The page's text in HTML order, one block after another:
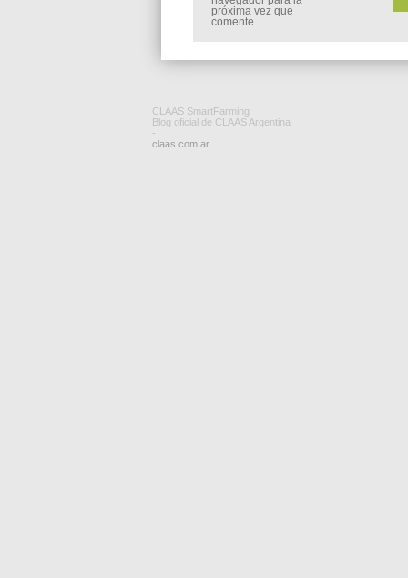
próxima vez que
comente.
CLAAS SmartFarming
Blog oficial de CLAAS Argentina
-
claas.com.ar